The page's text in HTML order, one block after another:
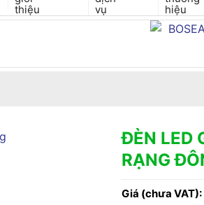
ĐÈN LED
RẠNG
Giá (chưa VAT):